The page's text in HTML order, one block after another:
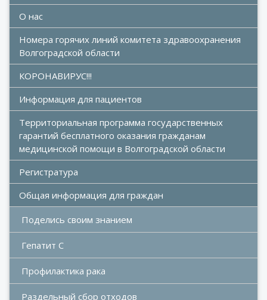
О нас
Номера горячих линий комитета здравоохранения
Волгоградской области
КОРОНАВИРУС!!!
Информация для пациентов
Территориальная программа государственных
гарантий бесплатного оказания гражданам
медицинской помощи в Волгоградской области
Регистратура
Общая информация для граждан
Поделись своим знанием
Гепатит С
Профилактика рака
Раздельный сбор отходов